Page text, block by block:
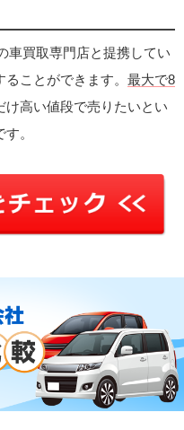
車買取専門店と提携してい
ことができます。 最大で8
け高い値段で売りたいとい
。